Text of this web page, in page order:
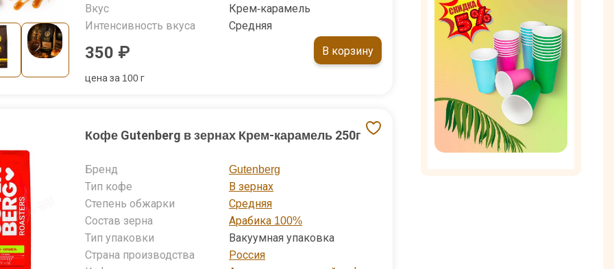
Вкус
Крем-карамель
Интенсивность вкуса
Средняя
350 ₽ В корзину
цена за 100 г
Кофе Gutenberg в зернах Крем-карамель 250г
Бренд
Gutenberg
Тип кофе
В зернах
Степень обжарки
Средняя
Состав зерна
Арабика 100%
Тип упаковки
Вакуумная упаковка
Страна производства
Россия